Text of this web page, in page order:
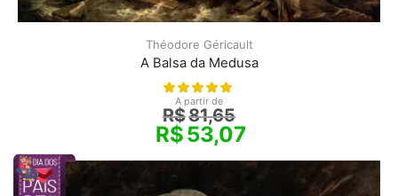
Théodore Géricault
A Balsa da Medusa
A partir de
R$81,65
R$53,07